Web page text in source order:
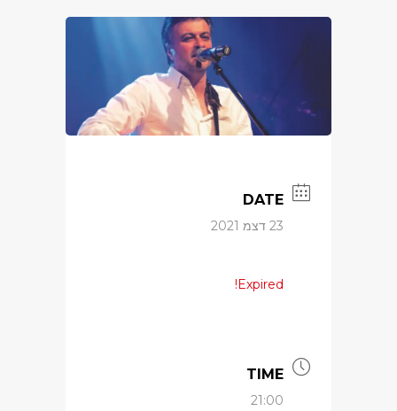
DATE
23 דצמ 2021
Expired!
TIME
21:00